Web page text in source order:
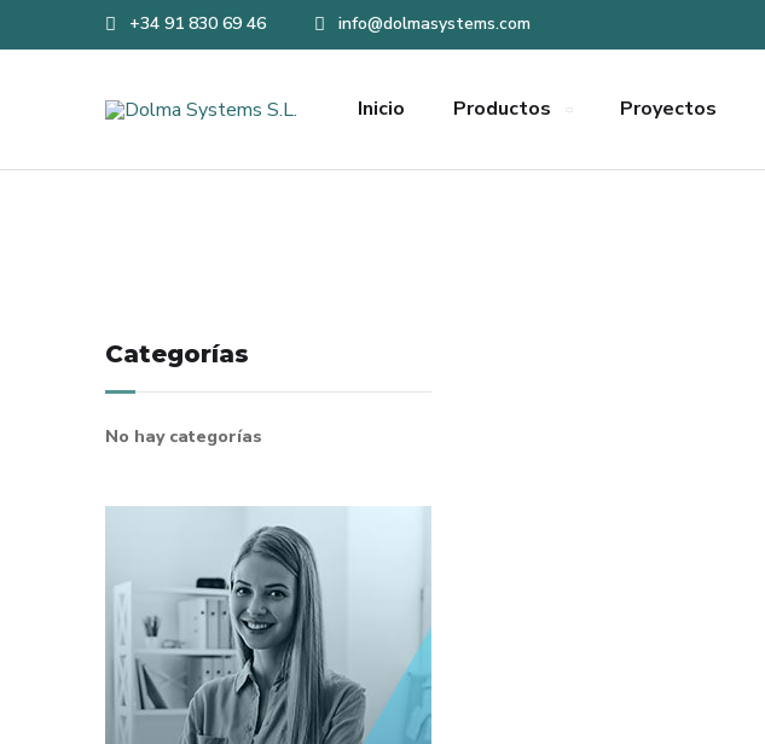
+34 91 830 69 46 info@dolmasystems.com
Inicio Productos Proyectos
Categorías
No hay categorías